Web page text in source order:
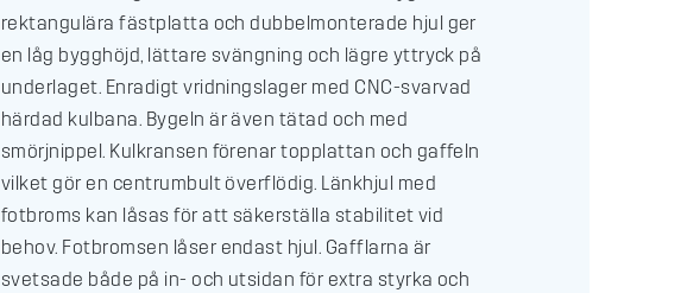
rektangulära fästplatta och dubbelmonterade hjul ger
en låg bygghöjd, lättare svängning och lägre yttryck på
underlaget. Enradigt vridningslager med CNC-svarvad
härdad kulbana. Bygeln är även tätad och med
smörjnippel. Kulkransen förenar topplattan och gaffeln
vilket gör en centrumbult överflödig. Länkhjul med
fotbroms kan låsas för att säkerställa stabilitet vid
behov. Fotbromsen låser endast hjul. Gafflarna är
svetsade både på in- och utsidan för extra styrka och